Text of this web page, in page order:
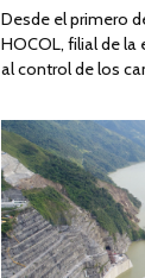
Desde el primero
HOCOL, filial de
al control de los